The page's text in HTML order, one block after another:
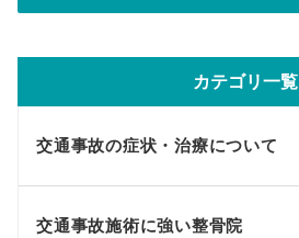
カテゴリ一覧
交通事故の症状・治療について
交通事故施術に強い整骨院